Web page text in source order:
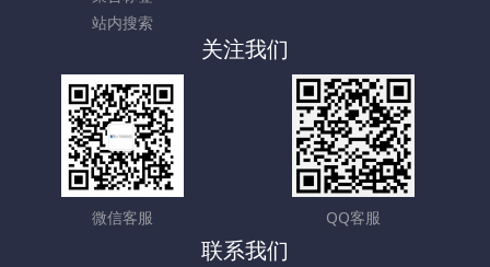
站内搜索
关注我们
微信客服 QQ客服
联系我们